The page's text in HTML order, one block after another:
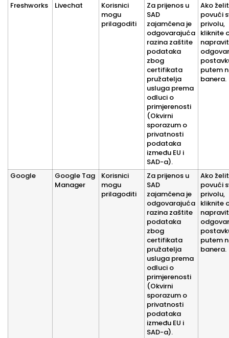
Freshworks Livechat
Korisnici
mogu
prilagoditi
Za prijenos u
SAD
zajamčena je
odgovarajuća
razina zaštite
podataka
zbog
certifikata
pružatelja
usluga prema
odluci o
primjerenosti
(Okvirni
sporazum o
privatnosti
podataka
između EU i
SAD-a).
Ako
povući
privolu,
kliknite
putem
banera.
Google
Google Tag
Manager
Korisnici
mogu
prilagoditi
Za prijenos u
SAD
zajamčena je
odgovarajuća
razina zaštite
podataka
zbog
certifikata
pružatelja
usluga prema
odluci o
primjerenosti
(Okvirni
sporazum o
privatnosti
podataka
između EU i
SAD-a).
Ako
povući
privolu,
kliknite
putem
banera.